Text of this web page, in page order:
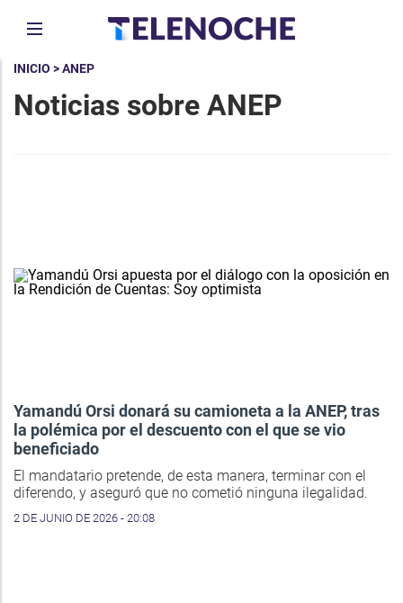
INICIO > ANEP
Noticias sobre ANEP
Yamandú Orsi donará su camioneta a la ANEP, tras
la polémica por el descuento con el que se vio
beneficiado
El mandatario pretende, de esta manera, terminar con el
diferendo, y aseguró que no cometió ninguna ilegalidad.
2 DE JUNIO DE 2026 - 20:08